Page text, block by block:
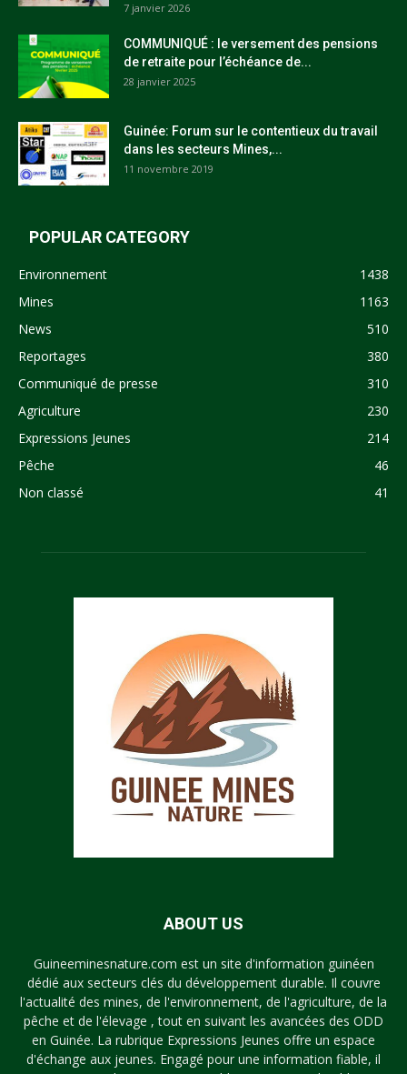
7 janvier 2026
COMMUNIQUÉ : le versement des pensions
de retraite pour l’échéance de...
28 janvier 2025
Guinée: Forum sur le contentieux du travail
dans les secteurs Mines,...
11 novembre 2019
POPULAR CATEGORY
Environnement
1438
Mines
1163
News
510
Reportages
380
Communiqué de presse
310
Agriculture
230
Expressions Jeunes
214
Pêche
46
Non classé
41
ABOUT US
Guineeminesnature.com est un site d'information guinéen
dédié aux secteurs clés du développement durable. Il couvre
l'actualité des mines, de l'environnement, de l'agriculture, de la
pêche et de l'élevage , tout en suivant les avancées des ODD
en Guinée. La rubrique Expressions Jeunes offre un espace
d'échange aux jeunes. Engagé pour une information fiable, il